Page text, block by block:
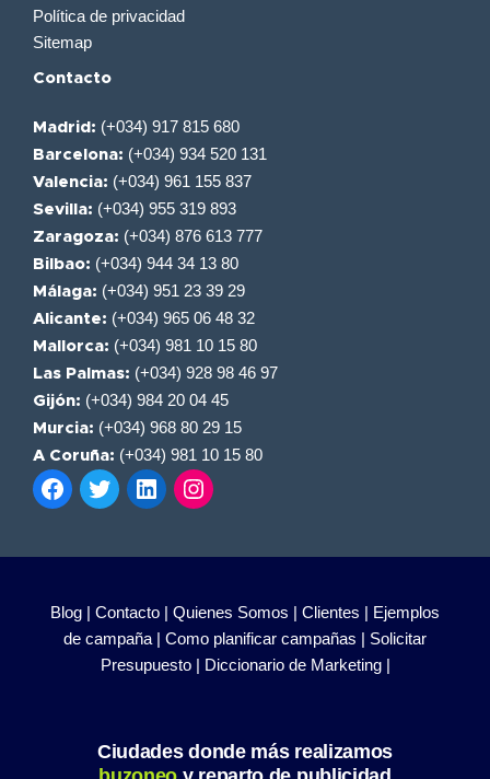
Política de privacidad
Sitemap
Contacto
Madrid: (+034) 917 815 680
Barcelona: (+034) 934 520 131
Valencia: (+034) 961 155 837
Sevilla: (+034) 955 319 893
Zaragoza: (+034) 876 613 777
Bilbao: (+034) 944 34 13 80
Málaga: (+034) 951 23 39 29
Alicante: (+034) 965 06 48 32
Mallorca: (+034) 981 10 15 80
Las Palmas: (+034) 928 98 46 97
Gijón: (+034) 984 20 04 45
Murcia: (+034) 968 80 29 15
A Coruña: (+034) 981 10 15 80
Blog | Contacto | Quienes Somos | Clientes | Ejemplos
de campaña | Como planificar campañas | Solicitar
Presupuesto | Diccionario de Marketing |
Ciudades donde más realizamos